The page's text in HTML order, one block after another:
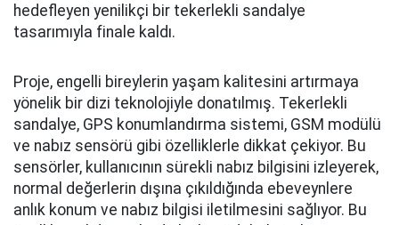
hedefleyen yenilikçi bir tekerlekli sandalye
tasarımıyla finale kaldı.
Proje, engelli bireylerin yaşam kalitesini artırmaya
yönelik bir dizi teknolojiyle donatılmış. Tekerlekli
sandalye, GPS konumlandırma sistemi, GSM modülü
ve nabız sensörü gibi özelliklerle dikkat çekiyor. Bu
sensörler, kullanıcının sürekli nabız bilgisini izleyerek,
normal değerlerin dışına çıkıldığında ebeveynlere
anlık konum ve nabız bilgisi iletilmesini sağlıyor. Bu